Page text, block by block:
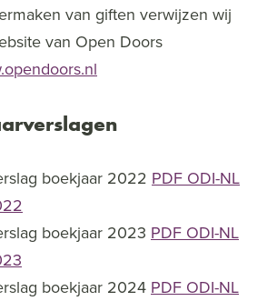
van giften verwijzen wij
van Open Doors
boekjaar 2022 PDF ODI-NL
boekjaar 2023 PDF ODI-NL
boekjaar 2024 PDF ODI-NL